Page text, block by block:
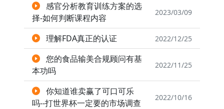
感官分析教育训练方案的选
择-如何判断课程内容
2023/03/09
理解FDA真正的认证 2022/12/25
您的食品输美合规顾问有基
本功吗
2022/11/25
你知道谁卖赢了可口可乐
吗--打世界杯一定要的市场调查
2022/10/16